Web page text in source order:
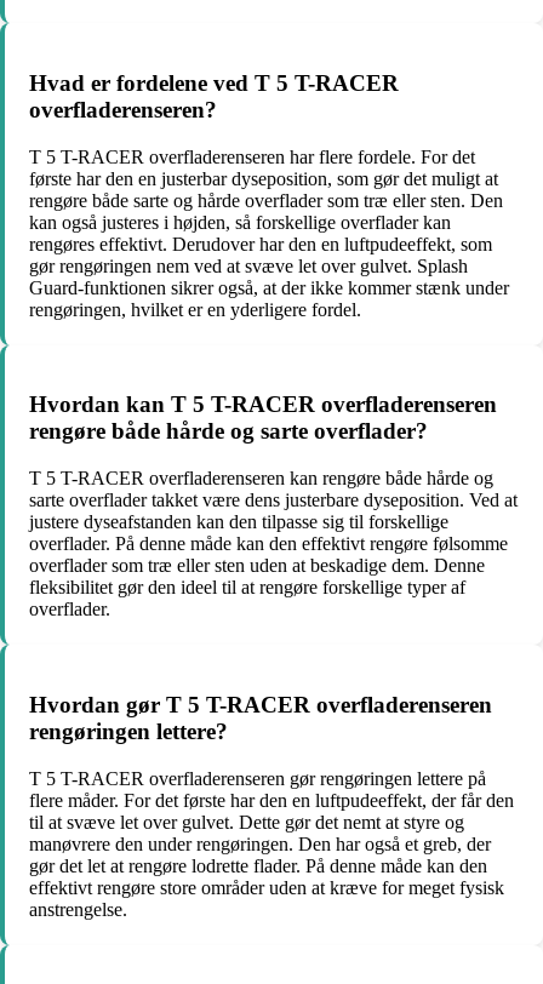
Hvad er fordelene ved T 5 T-RACER
overfladerenseren?
T 5 T-RACER overfladerenseren har flere fordele. For det
første har den en justerbar dyseposition, som gør det muligt at
rengøre både sarte og hårde overflader som træ eller sten. Den
kan også justeres i højden, så forskellige overflader kan
rengøres effektivt. Derudover har den en luftpudeeffekt, som
gør rengøringen nem ved at svæve let over gulvet. Splash
Guard-funktionen sikrer også, at der ikke kommer stænk under
rengøringen, hvilket er en yderligere fordel.
Hvordan kan T 5 T-RACER overfladerenseren
rengøre både hårde og sarte overflader?
T 5 T-RACER overfladerenseren kan rengøre både hårde og
sarte overflader takket være dens justerbare dyseposition. Ved at
justere dyseafstanden kan den tilpasse sig til forskellige
overflader. På denne måde kan den effektivt rengøre følsomme
overflader som træ eller sten uden at beskadige dem. Denne
fleksibilitet gør den ideel til at rengøre forskellige typer af
overflader.
Hvordan gør T 5 T-RACER overfladerenseren
rengøringen lettere?
T 5 T-RACER overfladerenseren gør rengøringen lettere på
flere måder. For det første har den en luftpudeeffekt, der får den
til at svæve let over gulvet. Dette gør det nemt at styre og
manøvrere den under rengøringen. Den har også et greb, der
gør det let at rengøre lodrette flader. På denne måde kan den
effektivt rengøre store områder uden at kræve for meget fysisk
anstrengelse.